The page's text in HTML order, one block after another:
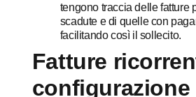
tengono traccia delle fatture
scadute e di quelle con
facilitando così il sollecito.
Fatture
configurazione